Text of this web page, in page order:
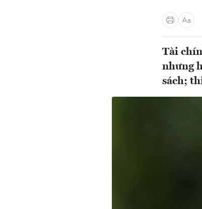
Tài
nhưng
sách;